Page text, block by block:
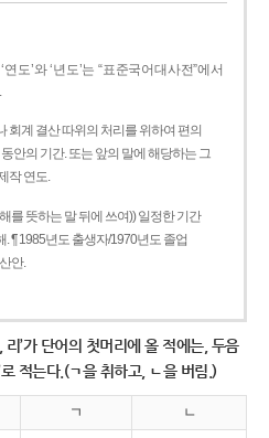
도’와 ‘년도’는 “표준국어대사전”에서
회계 결산 따위의 처리를 위하여 편의
안의 기간. 또는 앞의 말에 해당하는 그
작 연도.
를 뜻하는 말 뒤에 쓰여)) 일정한 기간
. ¶ 1985년도 출생자/1970년도 졸업
안.
리’가 단어의 첫머리에 올 적에는, 두음
적는다.(ㄱ을 취하고, ㄴ을 버림.)
ㄱ ㄴ